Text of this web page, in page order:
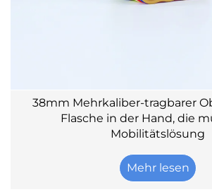
38mm Mehrkaliber-tragbarer
Flasche in der Hand, die
Mobilitätslösung
Mehr lesen